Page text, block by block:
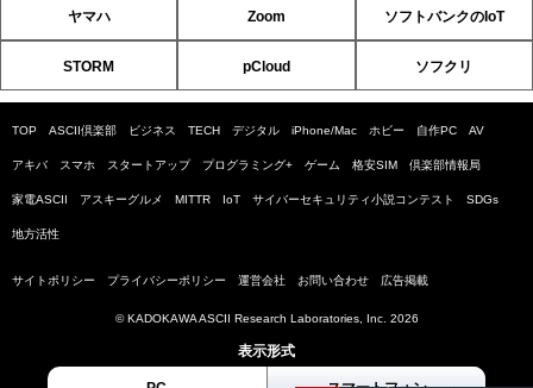
ヤマハ Zoom ソフトバンクのIoT
STORM pCloud ソフクリ
TOP ASCII倶楽部 ビジネス TECH デジタル iPhone/Mac ホビー 自作PC AV
アキバ スマホ スタートアップ プログラミング+ ゲーム 格安SIM 倶楽部情報局
家電ASCII アスキーグルメ MITTR IoT サイバーセキュリティ小説コンテスト SDGs
地方活性
サイトポリシー プライバシーポリシー 運営会社 お問い合わせ 広告掲載
© KADOKAWA ASCII Research Laboratories, Inc. 2026
表示形式